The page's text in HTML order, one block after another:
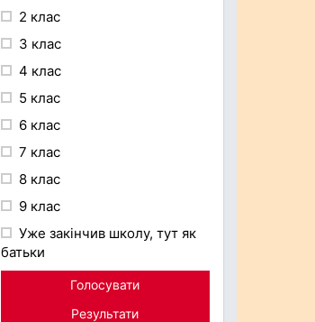
2 клас
3 клас
4 клас
5 клас
6 клас
7 клас
8 клас
9 клас
Уже закінчив школу, тут як
батьки
Голосувати
Результати